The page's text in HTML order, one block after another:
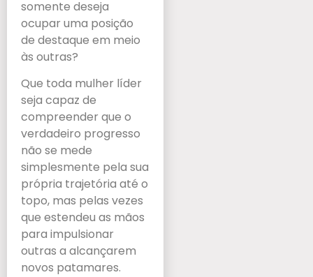
somente deseja
ocupar uma posição
de destaque em meio
às outras?
Que toda mulher líder
seja capaz de
compreender que o
verdadeiro progresso
não se mede
simplesmente pela sua
própria trajetória até o
topo, mas pelas vezes
que estendeu as mãos
para impulsionar
outras a alcançarem
novos patamares.